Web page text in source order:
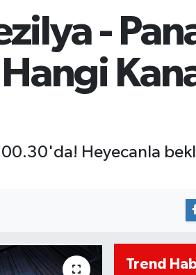
-
00.30'da! Heyecanla
Trend